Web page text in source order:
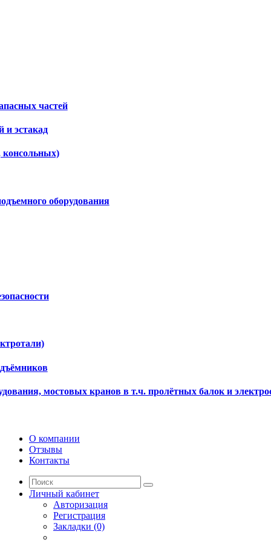
частей
и эстакад
консольных)
оборудования
мостовых кранов в т.ч. пролётных балок и
О компании
Отзывы
Контакты
Личный кабинет
Авторизация
Регистрация
Закладки (0)